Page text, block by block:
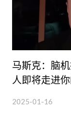
马斯克：脑
人即将走进
2025-01-16